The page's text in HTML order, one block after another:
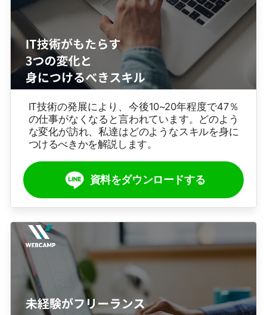
IT技術の発展により、今後10~20年程度で47％
の仕事がなくなると言われています。どのよう
な変化が訪れ、私達はどのようなスキルを身に
つけるべきかを解説します。
資料をダウンロードする